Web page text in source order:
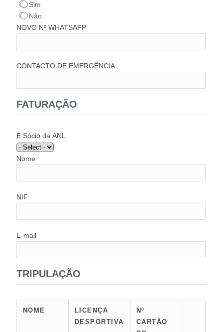
Sim
Não
NOVO Nº WHATSAPP
CONTACTO DE EMERGÊNCIA
FATURAÇÃO
É Sócio da ANL
Nome
NIF
E-mail
TRIPULAÇÃO
NOME
LICENÇA
DESPORTIVA
Nº
CARTÃO